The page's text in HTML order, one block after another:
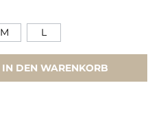
M L
IN DEN WARENKORB